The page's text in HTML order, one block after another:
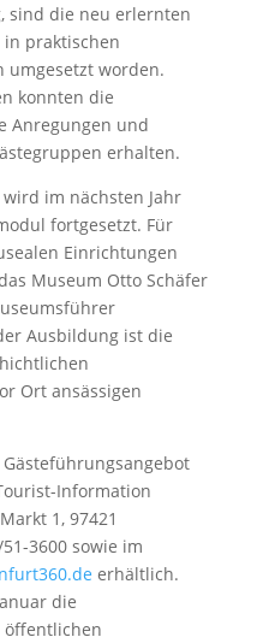
sind die neu erlernten
praktischen
umgesetzt worden.
konnten die
Anregungen und
erhalten.
im nächsten Jahr
fortgesetzt. Für
Einrichtungen
Museum Otto Schäfer
Ausbildung ist die
Ort ansässigen
Information
1, 97421
3600 sowie im
erhältlich.
die
öffentlichen